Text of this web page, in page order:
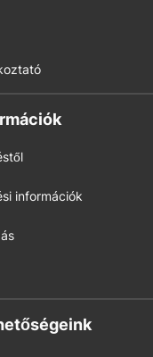
információk